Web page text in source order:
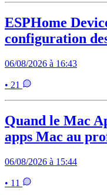
ESPHome
configuration
06/08/2026 à 16:43
• 21
Quand le Mac
apps Mac au
06/08/2026 à 15:44
• 11